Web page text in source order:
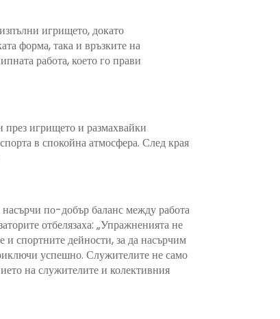
игрището, докато
форма, така и връзките на
работа, което го прави
през игрището и размахвайки
в спокойна атмосфера. След края
по-добър баланс между работа
отбелязаха: „Упражненията не
и спортните дейности, за да насърчим
успешно. Служителите не само
на служителите и колективния